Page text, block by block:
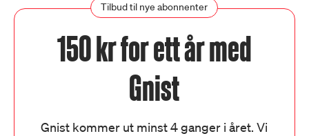
Tilbud til nye abonnenter
150 kr for ett år med
Gnist
Gnist kommer ut minst 4 ganger i året. Vi